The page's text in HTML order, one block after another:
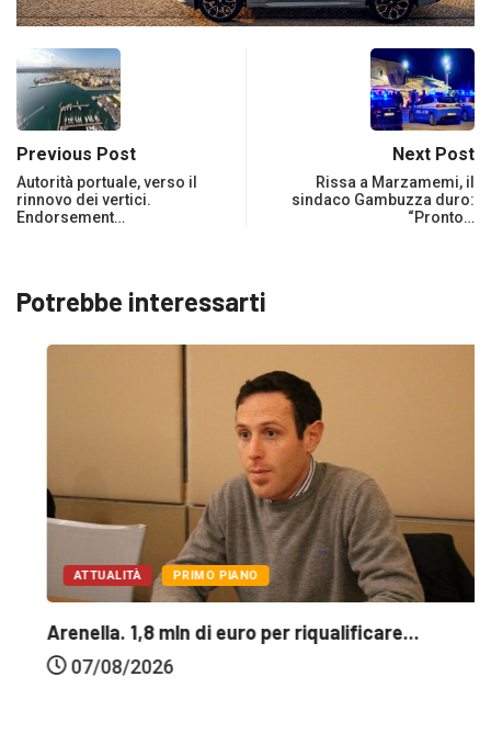
Previous Post
Autorità portuale, verso il
rinnovo dei vertici.
Endorsement…
Next Post
Rissa a Marzamemi, il
sindaco Gambuzza duro:
“Pronto…
Potrebbe interessarti
ATTUALITÀ PRIMO PIANO
Arenella. 1,8 mln di euro per riqualificare...
07/08/2026